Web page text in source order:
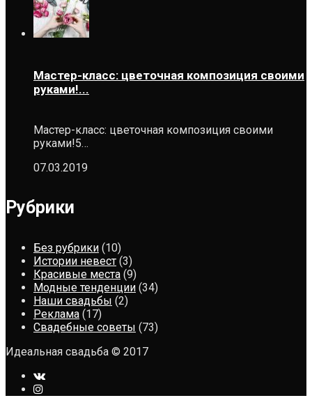
Мастер-класс: цветочная композиция своими
руками!...
Мастер-класс: цветочная композиция своими
руками!5…
07.03.2019
Рубрики
Без рубрики (10)
Истории невест (3)
Красивые места (9)
Модные тенденции (34)
Наши свадьбы (2)
Реклама (17)
Свадебные советы (73)
Идеальная свадьба © 2017